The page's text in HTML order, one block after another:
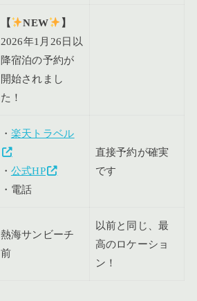
【 NEW
】
2026年1月26日以
降宿泊の予約が
開始されまし
た！
・ 楽天トラベル
・ 公式HP
・電話
直接予約が確実
です
熱海サンビーチ
前
以前と同じ、最
高のロケーショ
ン！